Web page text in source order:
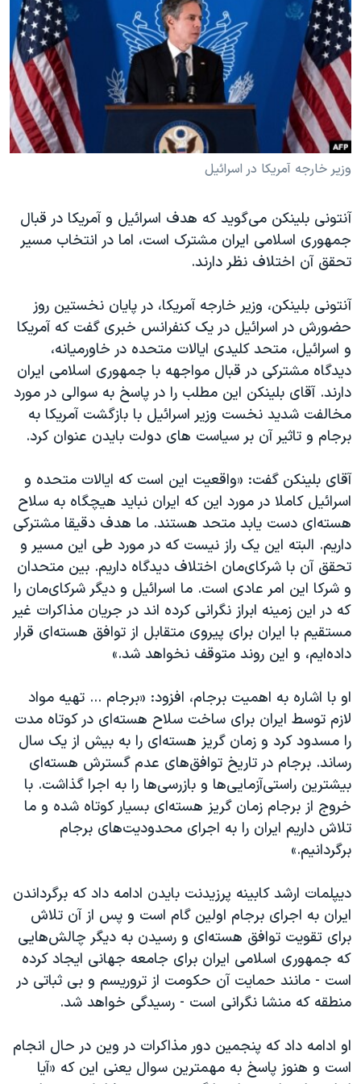
فرهنگ و زندگی
حقوق شهروندی
اقتصادی
علم و فناوری
اسرائیل در جنگ
گالری عکس
مستندها
انتخابات ریاست جمهوری آمریکا ۲۰۲۴
حمله جمهوری اسلامی به اسرائیل
رمز مهسا
ورزش زنان در ایران
اعتراضات زن، زندگی، آزادی
تریبونال مردمی آبان ۹۸
دادگاه حمید نوری
قانون شفافیت دارائی کادر رهبری ایران
اعتراضات مردمی آبان ۹۸
اسرائیل در جنگ
نرگس محمدی برنده جایزه نوبل صلح
همایش محافظه‌کاران آمریکا «سی‌پک»
سفر پرزیدنت ترامپ به چین
دنبال کنید
زبانهای مختلف
وزیر خارجه آمریکا در اسرائیل
آنتونی بلینکن می‌گوید که هدف اسرائیل و آمریکا در قبال
جمهوری اسلامی ایران مشترک است، اما در انتخاب مسیر
تحقق آن اختلاف نظر دارند.
آنتونی بلینکن، وزیر خارجه آمریکا، در پایان نخستین روز
حضورش در اسرائیل در یک کنفرانس خبری گفت که آمریکا
و اسرائیل، متحد کلیدی‌ ایالات متحده در خاورمیانه،
دیدگاه مشترکی در قبال مواجهه با جمهوری اسلامی ایران
دارند. آقای بلینکن این مطلب را در پاسخ به سوالی در مورد
مخالفت شدید نخست وزیر اسرائیل با بازگشت آمریکا به
برجام و تاثیر آن بر سیاست های دولت بایدن عنوان کرد.
آقای بلینکن گفت: «واقعیت این است که ایالات متحده و
اسرائیل کاملا در مورد این که ایران نباید هیچگاه به سلاح
هسته‌ای دست یابد متحد هستند. ما هدف دقیقا مشترکی
داریم. البته این یک راز نیست که در مورد طی این مسیر و
تحقق آن با شرکای‌مان اختلاف دیدگاه داریم. بین متحدان
و شرکا این امر عادی است. ما اسرائیل و دیگر شرکای‌مان را
که در این زمینه ابراز نگرانی کرده اند در جریان مذاکرات غیر
مستقیم با ایران برای پیروی متقابل از توافق هسته‌ای قرار
داده‌ایم، و این روند متوقف نخواهد شد.»
او با اشاره به اهمیت برجام، افزود: «برجام ... تهیه مواد
لازم توسط ایران برای ساخت سلاح هسته‌ای در کوتاه مدت
را مسدود کرد و زمان گریز هسته‌ای را به بیش از یک سال
رساند. برجام در تاریخ توافق‌های عدم گسترش هسته‌ای
بیشترین راستی‌آزمایی‌ها و بازرسی‌ها را به اجرا گذاشت. با
خروج از برجام زمان گریز هسته‌ای بسیار کوتاه شده و ما
تلاش داریم ایران را به اجرای محدودیت‌های برجام
برگردانیم.»
دیپلمات ارشد کابینه پرزیدنت بایدن ادامه داد که برگرداندن
ایران به اجرای برجام اولین گام است و پس از آن تلاش
برای تقویت توافق هسته‌ای و رسیدن به دیگر چالش‌هایی
که جمهوری اسلامی ایران برای جامعه جهانی ایجاد کرده
است - مانند حمایت آن حکومت از تروریسم و بی ثباتی در
منطقه که منشا نگرانی است - رسیدگی خواهد شد.
او ادامه داد که پنجمین دور مذاکرات در وین در حال انجام
است و هنوز پاسخ به مهمترین سوال یعنی این که «آیا